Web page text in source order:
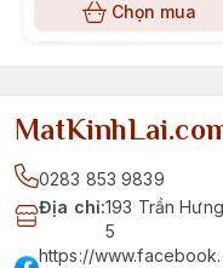
Chọn mua
0283 853 9839
Địa chỉ:193 Trần
5
https://